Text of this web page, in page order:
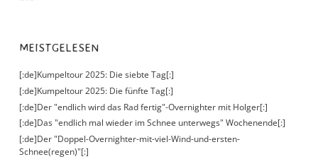
MEISTGELESEN
[:de]Kumpeltour 2025: Die siebte Tag[:]
[:de]Kumpeltour 2025: Die fünfte Tag[:]
[:de]Der "endlich wird das Rad fertig"-Overnighter mit Holger[:]
[:de]Das "endlich mal wieder im Schnee unterwegs" Wochenende[:]
[:de]Der "Doppel-Overnighter-mit-viel-Wind-und-ersten-
Schnee(regen)"[:]